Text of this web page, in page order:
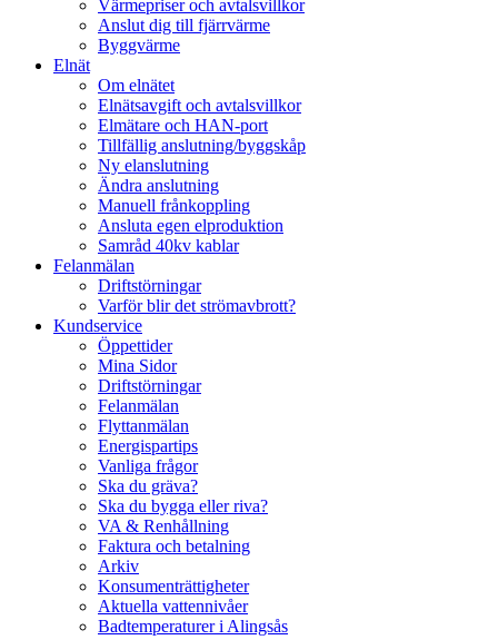
Värmepriser och avtalsvillkor
Anslut dig till fjärrvärme
Byggvärme
Elnät
Om elnätet
Elnätsavgift och avtalsvillkor
Elmätare och HAN-port
Tillfällig anslutning/byggskåp
Ny elanslutning
Ändra anslutning
Manuell frånkoppling
Ansluta egen elproduktion
Samråd 40kv kablar
Felanmälan
Driftstörningar
Varför blir det strömavbrott?
Kundservice
Öppettider
Mina Sidor
Driftstörningar
Felanmälan
Flyttanmälan
Energispartips
Vanliga frågor
Ska du gräva?
Ska du bygga eller riva?
VA & Renhållning
Faktura och betalning
Arkiv
Konsumenträttigheter
Aktuella vattennivåer
Badtemperaturer i Alingsås